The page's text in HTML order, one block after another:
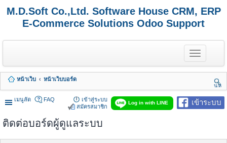
M.D.Soft Co.,Ltd. Software House CRM, ERP
E-Commerce Solutions Odoo Support
T
o
g
e
n
a
หน้าเว็บ
หน้าเว็บบอร์ด
นห
า
เมนูลัด
เข้าระบบ
Log in with LINE
FAQ
เข้าสู่ระบบ
สมัครสมาชิก
ติดต่อบอร์ดผู้ดูแลระบบ